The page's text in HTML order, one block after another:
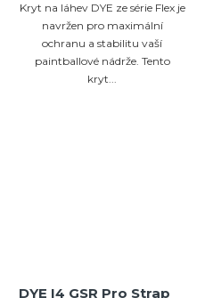
Kryt na láhev DYE ze série Flex je
navržen pro maximální
ochranu a stabilitu vaší
paintballové nádrže. Tento
kryt...
DYE I4 GSR Pro Strap